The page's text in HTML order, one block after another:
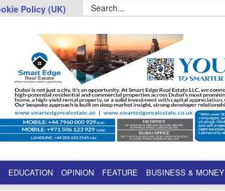
Policy (UK)
EDUCATION OPINION FEATURE BUSINESS & MONEY